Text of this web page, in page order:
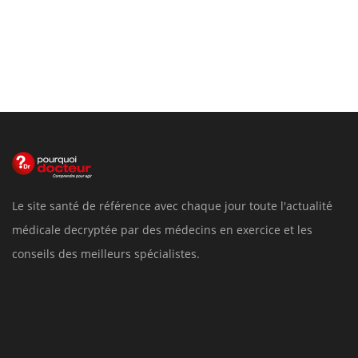
Le site santé de référence avec chaque jour toute l'actualité
médicale decryptée par des médecins en exercice et les
conseils des meilleurs spécialistes.